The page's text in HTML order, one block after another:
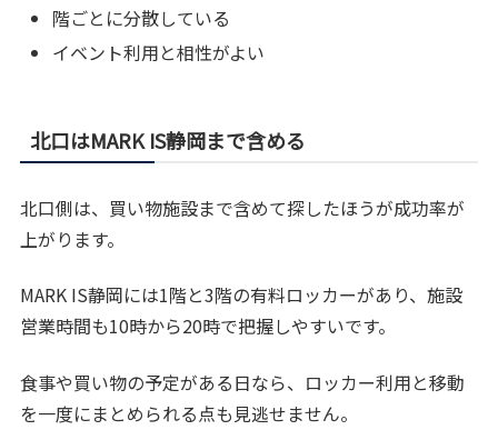
階ごとに分散している
イベント利用と相性がよい
北口はMARK IS静岡まで含める
北口側は、買い物施設まで含めて探したほうが成功率が
上がります。
MARK IS静岡には1階と3階の有料ロッカーがあり、施設
営業時間も10時から20時で把握しやすいです。
食事や買い物の予定がある日なら、ロッカー利用と移動
を一度にまとめられる点も見逃せません。